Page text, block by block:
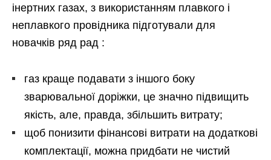
інертних газах, з використанням плавкого і
неплавкого провідника підготували для
новачків ряд рад :
газ краще подавати з іншого боку
зварювальної доріжки, це значно підвищить
якість, але, правда, збільшить витрату;
щоб понизити фінансові витрати на додаткові
комплектації, можна придбати не чистий